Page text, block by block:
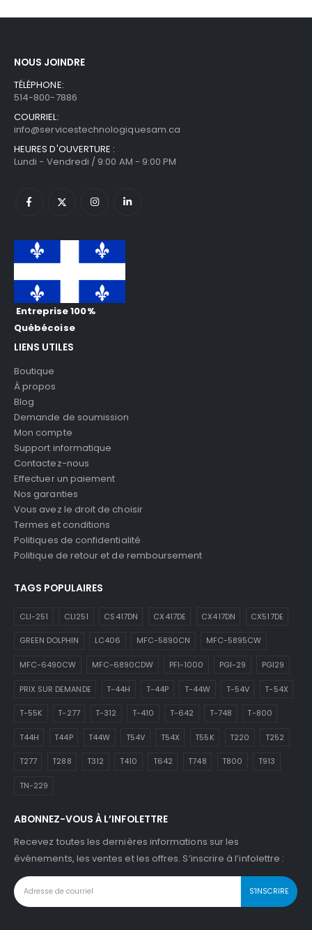
NOUS JOINDRE
TÉLÉPHONE:
514-800-7886
COURRIEL:
info@servicestechnologiquesam.ca
HEURES D'OUVERTURE :
Lundi - Vendredi / 9:00 AM - 9:00 PM
Entreprise 100%
Québécoise
LIENS UTILES
Boutique
À propos
Blog
Demande de soumission
Mon compte
Support informatique
Contactez-nous
Effectuer un paiement
Nos garanties
Vous avez le droit de choisir
Termes et conditions
Politiques de confidentialité
Politique de retour et de remboursement
TAGS POPULAIRES
CLI-251 CLI251 CS417DN CX417DE CX417DN CX517DE
GREEN DOLPHIN LC406 MFC-5890CN MFC-5895CW
MFC-6490CW MFC-6890CDW PFI-1000 PGI-29 PGI29
PRIX SUR DEMANDE T-44H T-44P T-44W T-54V T-54X
T-55K T-277 T-312 T-410 T-642 T-748 T-800
T44H T44P T44W T54V T54X T55K T220 T252
T277 T288 T312 T410 T642 T748 T800 T913
TN-229
ABONNEZ-VOUS À L’INFOLETTRE
Recevez toutes les dernières informations sur les
événements, les ventes et les offres. S’inscrire à l’infolettre :